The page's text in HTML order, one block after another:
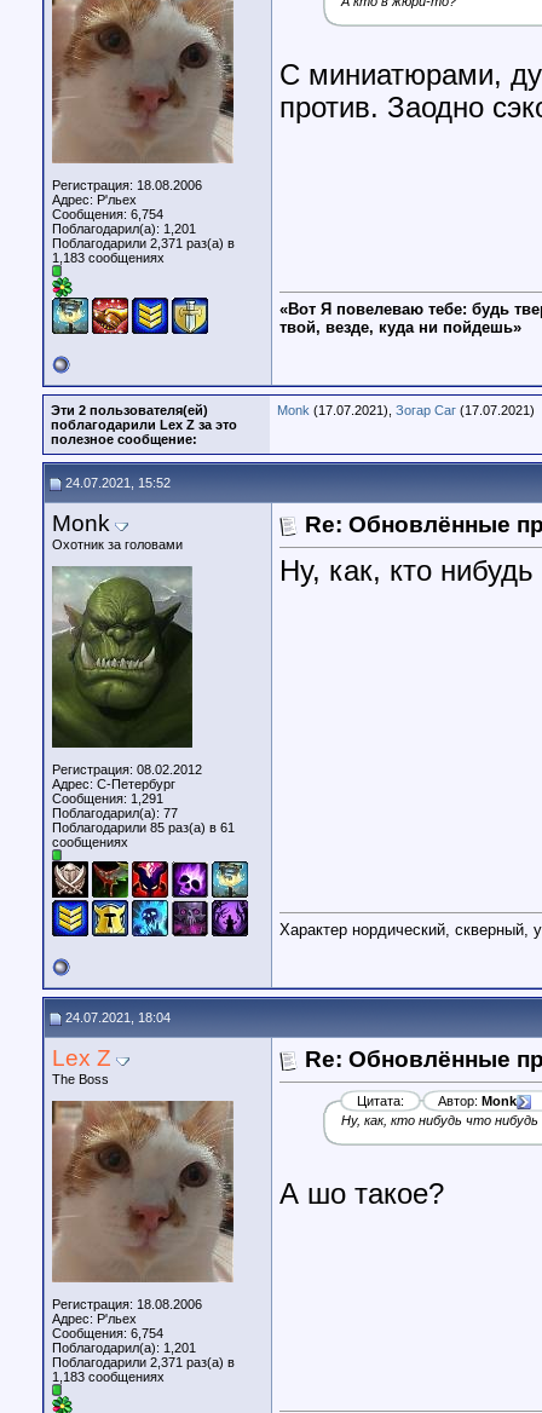
Регистрация: 18.08.2006
Адрес: Р'льех
Сообщения: 6,754
Поблагодарил(а): 1,201
Поблагодарили 2,371 раз(а) в
1,183 сообщениях
С миниатюрами,
против. Заодно
«Вот Я повелеваю тебе: будь
твой, везде, куда ни пойдешь»
Эти 2 пользователя(ей)
поблагодарили Lex Z за это
полезное сообщение:
Monk (17.07.2021), Зогар Саг (17.07.2021)
24.07.2021, 15:52
Monk
Охотник за головами
Регистрация: 08.02.2012
Адрес: С-Петербург
Сообщения: 1,291
Поблагодарил(а): 77
Поблагодарили 85 раз(а) в 61
сообщениях
Re: Обновлённые
Ну, как, кто
Характер нордический, скверный,
24.07.2021, 18:04
Lex Z
The Boss
Регистрация: 18.08.2006
Адрес: Р'льех
Сообщения: 6,754
Поблагодарил(а): 1,201
Поблагодарили 2,371 раз(а) в
1,183 сообщениях
Re: Обновлённые
Цитата: Автор: Monk
Ну, как, кто нибудь что нибудь
А шо такое?